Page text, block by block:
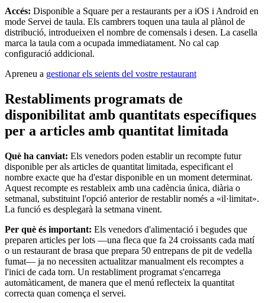
Factures
Comandes online
Botiga virtual
Square Kiosk
Descobrir
Màrqueting
Square AI
Fidelització
Directori de clients
Targetes regal
Photo Studio
Descobrir
Gestió de torns
Gestió de permisos i accessos
Accés: Disponible a Square per a restaurants per a iOS i Android en
mode Servei de taula. Els cambrers toquen una taula al plànol de
distribució, introdueixen el nombre de comensals i desen. La casella
marca la taula com a ocupada immediatament. No cal cap
configuració addicional.
Apreneu a gestionar els seients del vostre restaurant
Restabliments programats de
disponibilitat amb quantitats específiques
per a articles amb quantitat limitada
Què ha canviat: Els venedors poden establir un recompte futur
disponible per als articles de quantitat limitada, especificant el
nombre exacte que ha d'estar disponible en un moment determinat.
Aquest recompte es restableix amb una cadència única, diària o
setmanal, substituint l'opció anterior de restablir només a «il·limitat».
La funció es desplegarà la setmana vinent.
Per què és important: Els venedors d'alimentació i begudes que
preparen articles per lots —una fleca que fa 24 croissants cada matí
o un restaurant de brasa que prepara 50 entrepans de pit de vedella
fumat— ja no necessiten actualitzar manualment els recomptes a
l'inici de cada torn. Un restabliment programat s'encarrega
automàticament, de manera que el menú reflecteix la quantitat
correcta quan comença el servei.